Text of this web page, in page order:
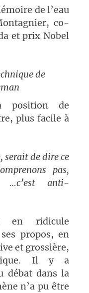
de l’eau
co-
et prix Nobel
de
position de
plus facile à
serait de dire ce
pas,
…c’est anti-
en ridicule
propos, en
et grossière,
Il y a
débat dans la
n’a pu être